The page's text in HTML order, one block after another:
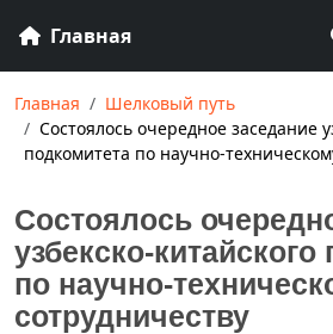
Главная
Главная
Шелковый путь
Состоялось очередное заседание
подкомитета по научно-
Состоялось
узбекско-
по научно-
сотрудничеству